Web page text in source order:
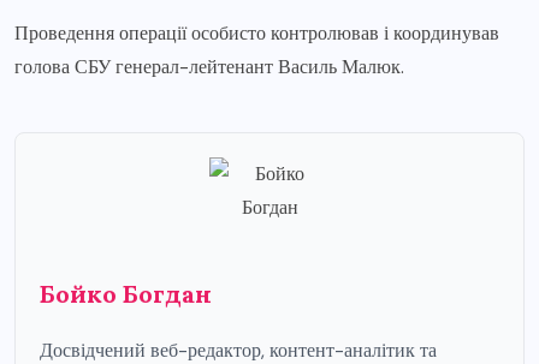
Проведення операції особисто контролював і координував
голова СБУ генерал-лейтенант Василь Малюк.
Бойко Богдан
Досвідчений веб-редактор, контент-аналітик та